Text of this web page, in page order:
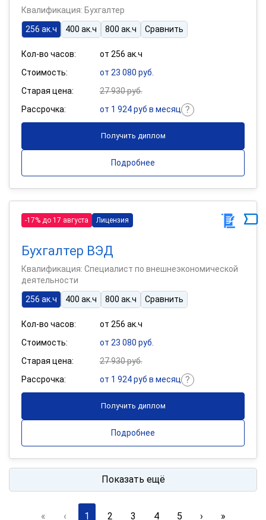
Квалификация: Бухгалтер
256 ак.ч
400 ак.ч 800 ак.ч Сравнить
Кол-во часов:
от 256 ак.ч
Стоимость:
от 23 080 руб.
Старая цена:
27 930 руб.
Рассрочка:
от 1 924 руб в месяц
Получить диплом
Подробнее
-17% до 17 августа Лицензия
Бухгалтер ВЭД
Квалификация: Специалист по внешнеэкономической
деятельности
256 ак.ч
400 ак.ч 800 ак.ч Сравнить
Кол-во часов:
от 256 ак.ч
Стоимость:
от 23 080 руб.
Старая цена:
27 930 руб.
Рассрочка:
от 1 924 руб в месяц
Получить диплом
Подробнее
Показать ещё
« ‹ 1 2 3 4 5 › »